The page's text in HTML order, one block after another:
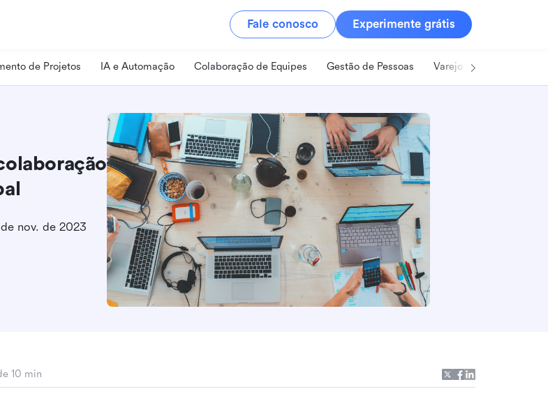
Fale conosco Experimente grátis
de Projetos IA e Automação Colaboração de Equipes Gestão de Pessoas Varejo
nov. de 2023
10 min